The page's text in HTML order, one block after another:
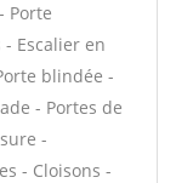
Porte
Escalier en
blindée -
- Portes de
-
- Cloisons -